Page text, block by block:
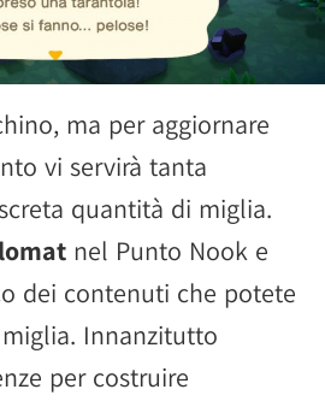
ma per aggiornare
vi servirà tanta
quantità di miglia.
nel Punto Nook e
dei contenuti che potete
Innanzitutto
per costruire